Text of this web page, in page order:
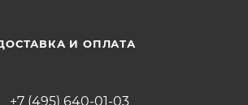
И ОПЛАТА
+7 (495) 640-01-03